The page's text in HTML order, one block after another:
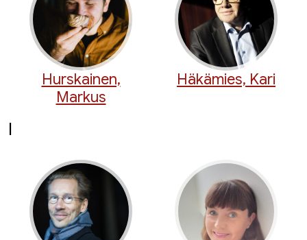
Hurskainen,
Markus
Häkämies, Kari
I